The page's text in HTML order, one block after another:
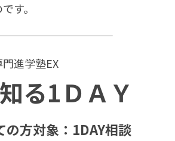
す。
進学塾EX
る1ＤＡＹ
の方対象：1DAY相談